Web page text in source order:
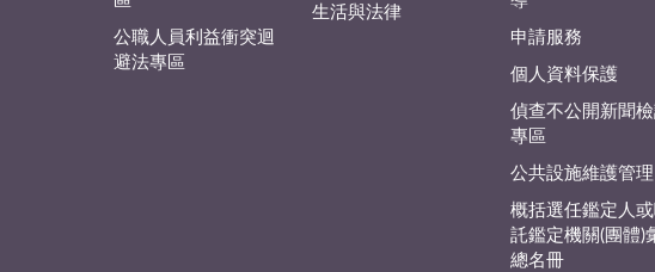
公職人員利益衝突迴
避法專區
生活與法律
申請服務
個人資料保護
偵查不公開新聞
專區
公共設施維護管理
概括選任鑑定人
託鑑定機關(團體)
總名冊